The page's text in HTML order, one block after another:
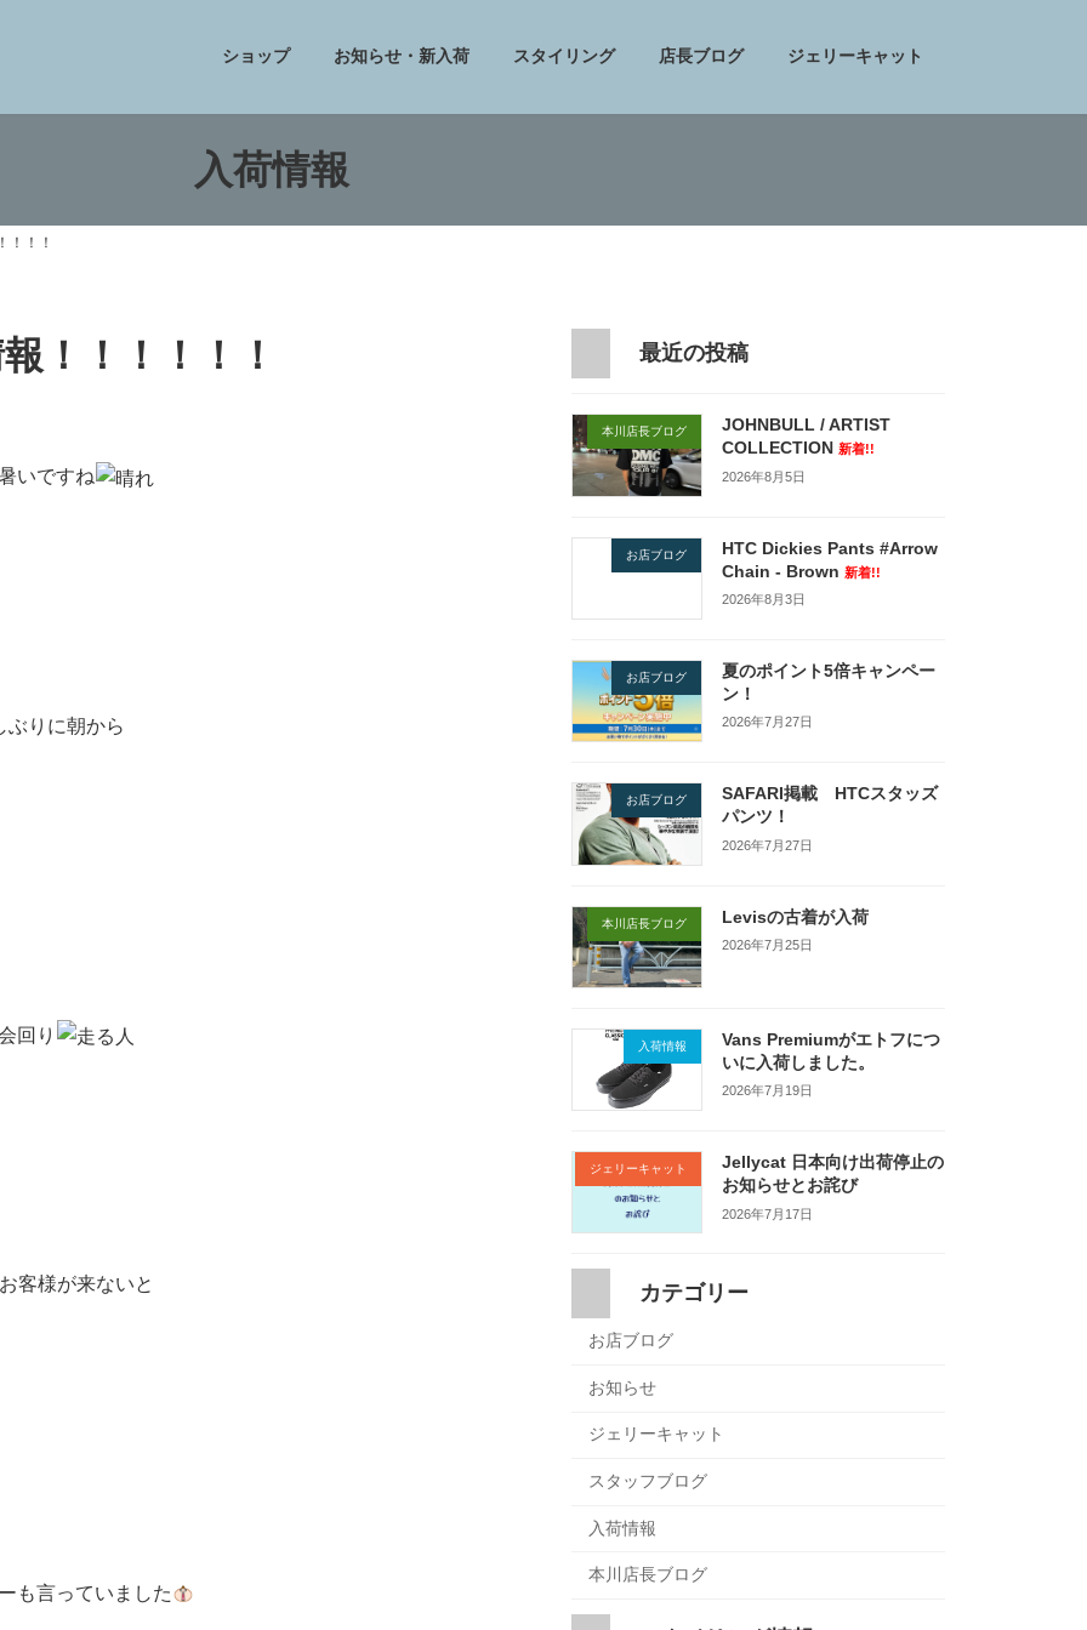
ショップ お知らせ・新入荷 スタイリング 店長ブログ ジェリーキャット
入荷情報
！！！
！！！！！！
いですね
ぶりに朝から
回り
客様が来ないと
も言っていました
最近の投稿
本川店長ブログ
JOHNBULL / ARTIST
COLLECTION 新着!!
2026年8月5日
お店ブログ
HTC Dickies Pants #Arrow
Chain - Brown 新着!!
2026年8月3日
お店ブログ
夏のポイント5倍キャンペー
ン！
2026年7月27日
お店ブログ
SAFARI掲載 HTCスタッズ
パンツ！
2026年7月27日
本川店長ブログ Levisの古着が入荷
2026年7月25日
入荷情報
Vans Premiumがエトフにつ
いに入荷しました。
2026年7月19日
ジェリーキャット
Jellycat 日本向け出荷停止の
お知らせとお詫び
2026年7月17日
カテゴリー
お店ブログ
お知らせ
ジェリーキャット
スタッフブログ
入荷情報
本川店長ブログ